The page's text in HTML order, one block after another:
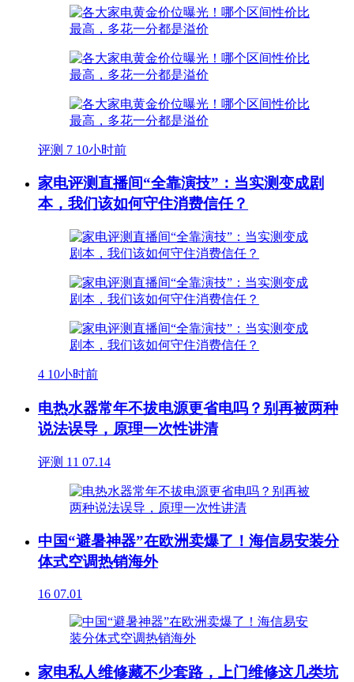
评测 7 10小时前
家电评测直播间“全靠演技”：当实测变成剧
本，我们该如何守住消费信任？
4 10小时前
电热水器常年不拔电源更省电吗？别再被两种
说法误导，原理一次性讲清
评测 11 07.14
中国“避暑神器”在欧洲卖爆了！海信易安装分
体式空调热销海外
16 07.01
家电私人维修藏不少套路，上门维修这几类坑